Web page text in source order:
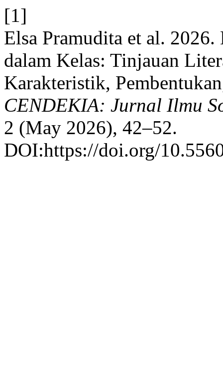
[1]
Elsa Pramudita et al.
dalam Kelas: Tinjauan
Karakteristik,
CENDEKIA: Jurnal Ilmu
2 (May 2026), 42–52.
DOI:https://doi.org/